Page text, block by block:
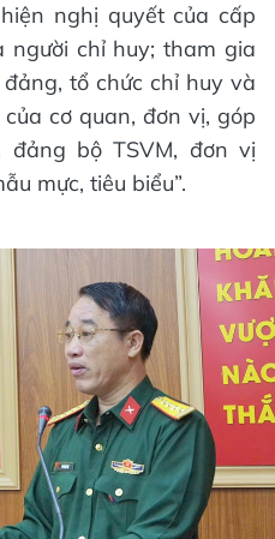
nghị quyết của cấp
người chỉ huy; tham gia
tổ chức chỉ huy và
cơ quan, đơn vị, góp
bộ TSVM, đơn vị
mực, tiêu biểu”.